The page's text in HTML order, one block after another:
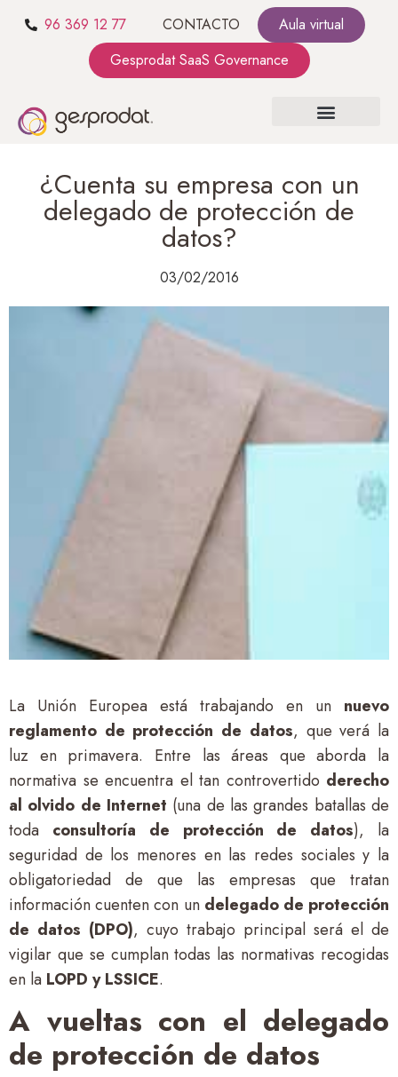
96 369 12 77 CONTACTO
Aula virtual
Gesprodat SaaS Governance
¿Cuenta su empresa con un
delegado de protección de
datos?
03/02/2016
La Unión Europea está trabajando en un nuevo
reglamento de protección de datos, que verá la
luz en primavera. Entre las áreas que aborda la
normativa se encuentra el tan controvertido derecho
al olvido de Internet (una de las grandes batallas de
toda consultoría de protección de datos), la
seguridad de los menores en las redes sociales y la
obligatoriedad de que las empresas que tratan
información cuenten con un delegado de protección
de datos (DPO), cuyo trabajo principal será el de
vigilar que se cumplan todas las normativas recogidas
en la LOPD y LSSICE.
A vueltas con el delegado
de protección de datos